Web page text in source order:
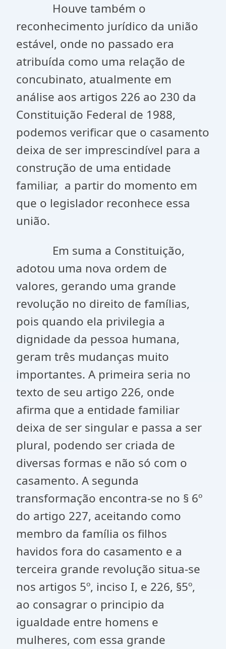
Houve também o
reconhecimento jurídico da união
estável, onde no passado era
atribuída como uma relação de
concubinato, atualmente em
análise aos artigos 226 ao 230 da
Constituição Federal de 1988,
podemos verificar que o casamento
deixa de ser imprescindível para a
construção de uma entidade
familiar, a partir do momento em
que o legislador reconhece essa
união.
Em suma a Constituição,
adotou uma nova ordem de
valores, gerando uma grande
revolução no direito de famílias,
pois quando ela privilegia a
dignidade da pessoa humana,
geram três mudanças muito
importantes. A primeira seria no
texto de seu artigo 226, onde
afirma que a entidade familiar
deixa de ser singular e passa a ser
plural, podendo ser criada de
diversas formas e não só com o
casamento. A segunda
transformação encontra-se no § 6º
do artigo 227, aceitando como
membro da família os filhos
havidos fora do casamento e a
terceira grande revolução situa-se
nos artigos 5º, inciso I, e 226, §5º,
ao consagrar o principio da
igualdade entre homens e
mulheres, com essa grande